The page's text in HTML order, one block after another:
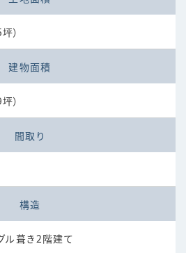
）
建物面積
）
間取り
構造
ル葺き2階建て